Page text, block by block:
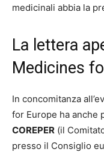
medicinali abbia la
La lettera
Medicines
In concomitanza
for Europe ha anche
COREPER (il
presso il Consiglio